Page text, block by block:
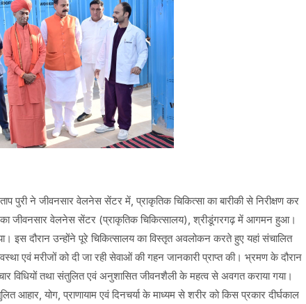
पुरी ने जीवनसार वेलनेस सेंटर में, प्राकृतिक चिकित्सा का बारीकी से निरीक्षण कर
का जीवनसार वेलनेस सेंटर (प्राकृतिक चिकित्सालय), श्रीडूंगरगढ़ में आगमन हुआ।
इस दौरान उन्होंने पूरे चिकित्सालय का विस्तृत अवलोकन करते हुए यहां संचालित
एवं मरीजों को दी जा रही सेवाओं की गहन जानकारी प्राप्त की। भ्रमण के दौरान
विधियों तथा संतुलित एवं अनुशासित जीवनशैली के महत्व से अवगत कराया गया।
आहार, योग, प्राणायाम एवं दिनचर्या के माध्यम से शरीर को किस प्रकार दीर्घकाल